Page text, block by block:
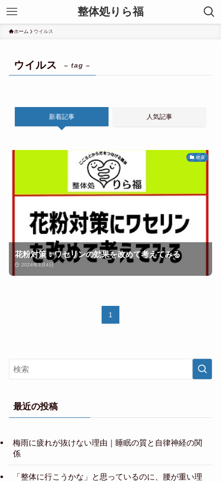
整体処りら福
ホーム ウイルス
ウイルス – tag –
新着記事 人気記事
健康
花粉対策：ワセリンの効果を改めて考えてみる
2024年3月4日
1
最近の投稿
梅雨に疲れが抜けない理由｜睡眠の質と自律神経の関
係
「整体に行こうかな」と思っているのに、腰が重い理